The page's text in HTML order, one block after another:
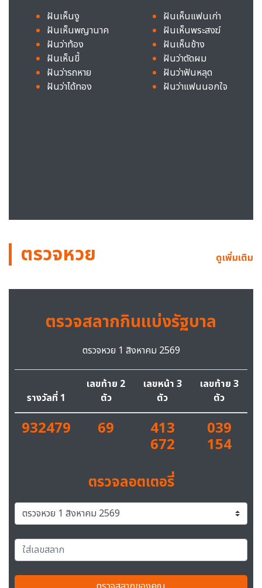
ฝันเห็นงู
ฝันเห็นพญานาค
ฝันว่าท้อง
ฝันเห็นขี้
ฝันว่ารถหาย
ฝันว่าได้ทอง
ฝันเห็นแฟนเก่า
ฝันเห็นพระสงฆ์
ฝันเห็นช้าง
ฝันว่าตัดผม
ฝันว่าฟันหลุด
ฝันว่าแฟนนอกใจ
ตรวจหวย ดูเพิ่มเติม
ตรวจสลากกินแบ่งรัฐบาล
ตรวจหวย 1 สิงหาคม 2569
รางวัลที่ 1
เลขท้าย 2
ตัว
เลขหน้า 3
ตัว
เลขท้าย 3
ตัว
932479 69 413
672
039
154
ตรวจลอตเตอรี่